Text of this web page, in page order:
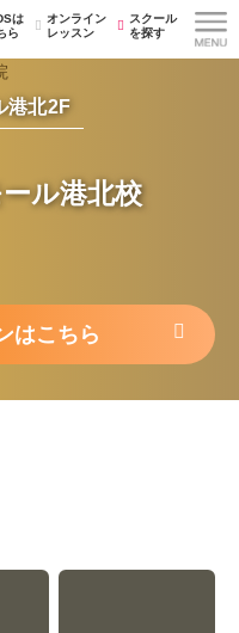
は
ら
オンライン
レッスン
スクール
を探す
港北2F
ル港北校
はこちら